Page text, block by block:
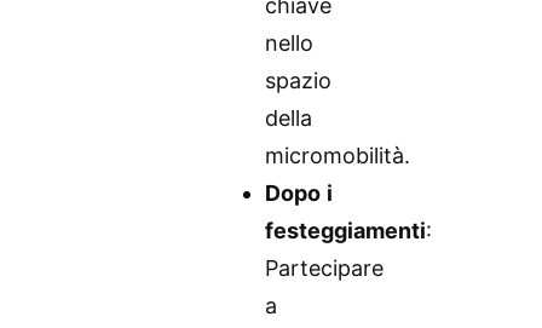
chiave
nello
spazio
della
micromobilità.
Dopo i
festeggiamenti:
Partecipare
a